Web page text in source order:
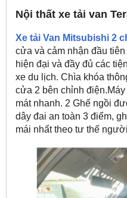
Nội thất xe tải van
Xe tải Van Mitsubishi 2
cửa và cảm nhận đầu
hiện đại và đầy đủ các
xe du lịch. Chìa khóa
cửa 2 bên chỉnh
mát nhanh. 2 Ghế ngồi
dây đai an toàn 3 điểm,
mái nhất theo tư thế